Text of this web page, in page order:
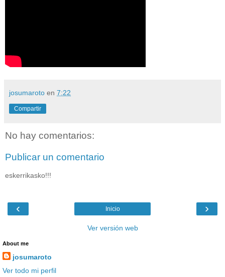
josumaroto en 7:22
Compartir
No hay comentarios:
Publicar un comentario
eskerrikasko!!!
‹ ›
Inicio
Ver versión web
About me
josumaroto
Ver todo mi perfil